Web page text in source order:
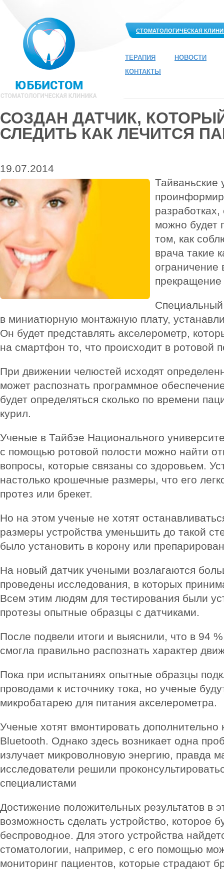
СТОМАТОЛОГИЧЕСКАЯ
ТЕРАПИЯ
НОВОСТИ
КОНТАКТЫ
СОЗДАН ДАТЧИК,
СЛЕДИТЬ КАК ЛЕЧИТСЯ
19.07.2014
Тайваньские
можно будет
том, как
врача такие
ограничение
прекращение
в миниатюрную монтажную плату,
Он будет представлять акселерометр,
на смартфон то, что происходит в ротовой
При движении челюстей исходят
может распознать программное
будет определяться сколько по времени
курил.
Ученые в Тайбэе Национального
с помощью ротовой полости можно найти
вопросы, которые связаны со здоровьем.
настолько крошечные размеры, что его
протез или брекет.
Но на этом ученые не хотят
размеры устройства уменьшить до такой
было установить в корону или
На новый датчик учеными возлагаются
проведены исследования, в которых
Всем этим людям для тестирования были
протезы опытные образцы с датчиками.
После подвели итоги и выяснили, что в 94
смогла правильно распознать характер
Пока при испытаниях опытные образцы
проводами к источнику тока, но ученые
микробатарею для питания акселерометра.
Ученые хотят вмонтировать дополнительно
Bluetooth. Однако здесь возникает одна
излучает микроволновую энергию, правда
исследователи решили
специалистами
Достижение положительных результатов в
возможность сделать устройство, которое
беспроводное. Для этого устройства
стоматологии, например, с его помощью
мониторинг пациентов, которые страдают